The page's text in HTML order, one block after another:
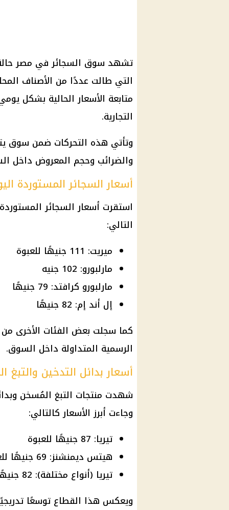
تشهد سوق السجائر في مصر حالة
التي طالت عددًا من الأصناف
متابعة الأسعار الحالية بشكل
التجارية.
وتأتي هذه التحركات ضمن سوق
والضرائب وحجم المعروض داخل
أسعار السجائر المستوردة
استقرت أسعار السجائر المستوردة
التالي:
ميريت: 111 جنيهًا للعبوة
مارلبورو: 102 جنيه
مارلبورو كرافتد: 79 جنيهًا
إل أند إم: 82 جنيهًا
كما سجلت بعض الفئات الأخرى من
الرسمية المتداولة داخل السوق.
أسعار بدائل التدخين والتبغ
شهدت منتجات التبغ المُسخن
وجاءت أبرز الأسعار كالتالي:
تيريا: 87 جنيهًا للعبوة
هيتس ديمنشنز: 69 جنيهًا للعبوة
تيريا (أنواع مختلفة): 82 جنيهًا
ويعكس هذا القطاع توسعًا